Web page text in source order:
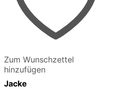
Zum Wunschzettel
hinzufügen
Jacke